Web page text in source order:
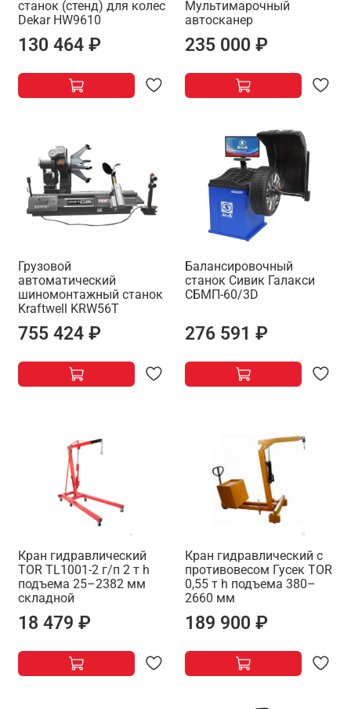
станок (стенд) для колес
Dekar HW9610
130 464 ₽
Мультимарочный
автосканер
235 000 ₽
Грузовой
автоматический
шиномонтажный станок
Kraftwell KRW56T
755 424 ₽
Балансировочный
станок Сивик Галакси
СБМП-60/3D
276 591 ₽
Кран гидравлический
TOR TL1001-2 г/п 2 т h
подъема 25–2382 мм
складной
18 479 ₽
Кран гидравлический c
противовесом Гусек TOR
0,55 т h подъема 380–
2660 мм
189 900 ₽